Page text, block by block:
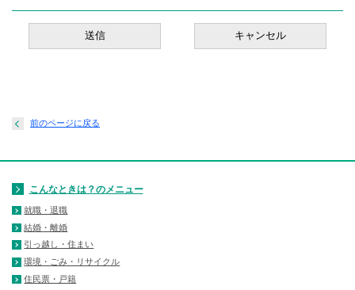
前のページに戻る
こんなときは？のメニュー
就職・退職
結婚・離婚
引っ越し・住まい
環境・ごみ・リサイクル
住民票・戸籍